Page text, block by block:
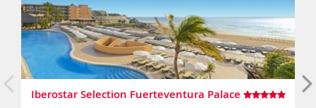
Iberostar Selection Fuerteventura Palace